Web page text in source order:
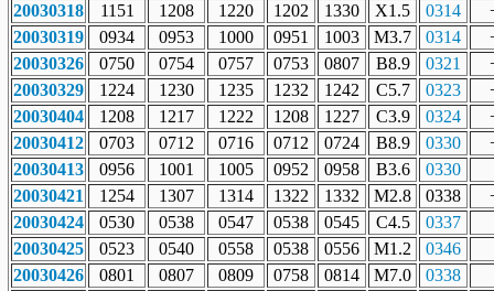
20030318 1151 1208 1220 1202 1330 X1.5 0314
20030319
0934 0953 1000 0951 1003 M3.7 0314
20030326
0750 0754 0757 0753 0807 B8.9 0321
20030329
1224 1230 1235 1232 1242 C5.7 0323
20030404
1208 1217 1222 1208 1227 C3.9 0324
20030412
0703 0712 0716 0712 0724 B8.9 0330
20030413
0956 1001 1005 0952 0958 B3.6
0330
20030421
1254 1307 1314 1322 1332 M2.8 0338
20030424
0530 0538 0547 0538 0545 C4.5
0337
20030425
0523 0540 0558 0538 0556 M1.2
0346
20030426
0801 0807 0809 0758 0814 M7.0
0338